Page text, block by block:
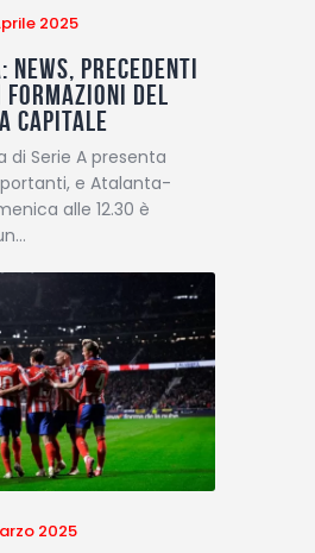
2025
News, precedenti
formazioni del
Capitale
di Serie A presenta
e Atalanta-
alle 12.30 è
2025